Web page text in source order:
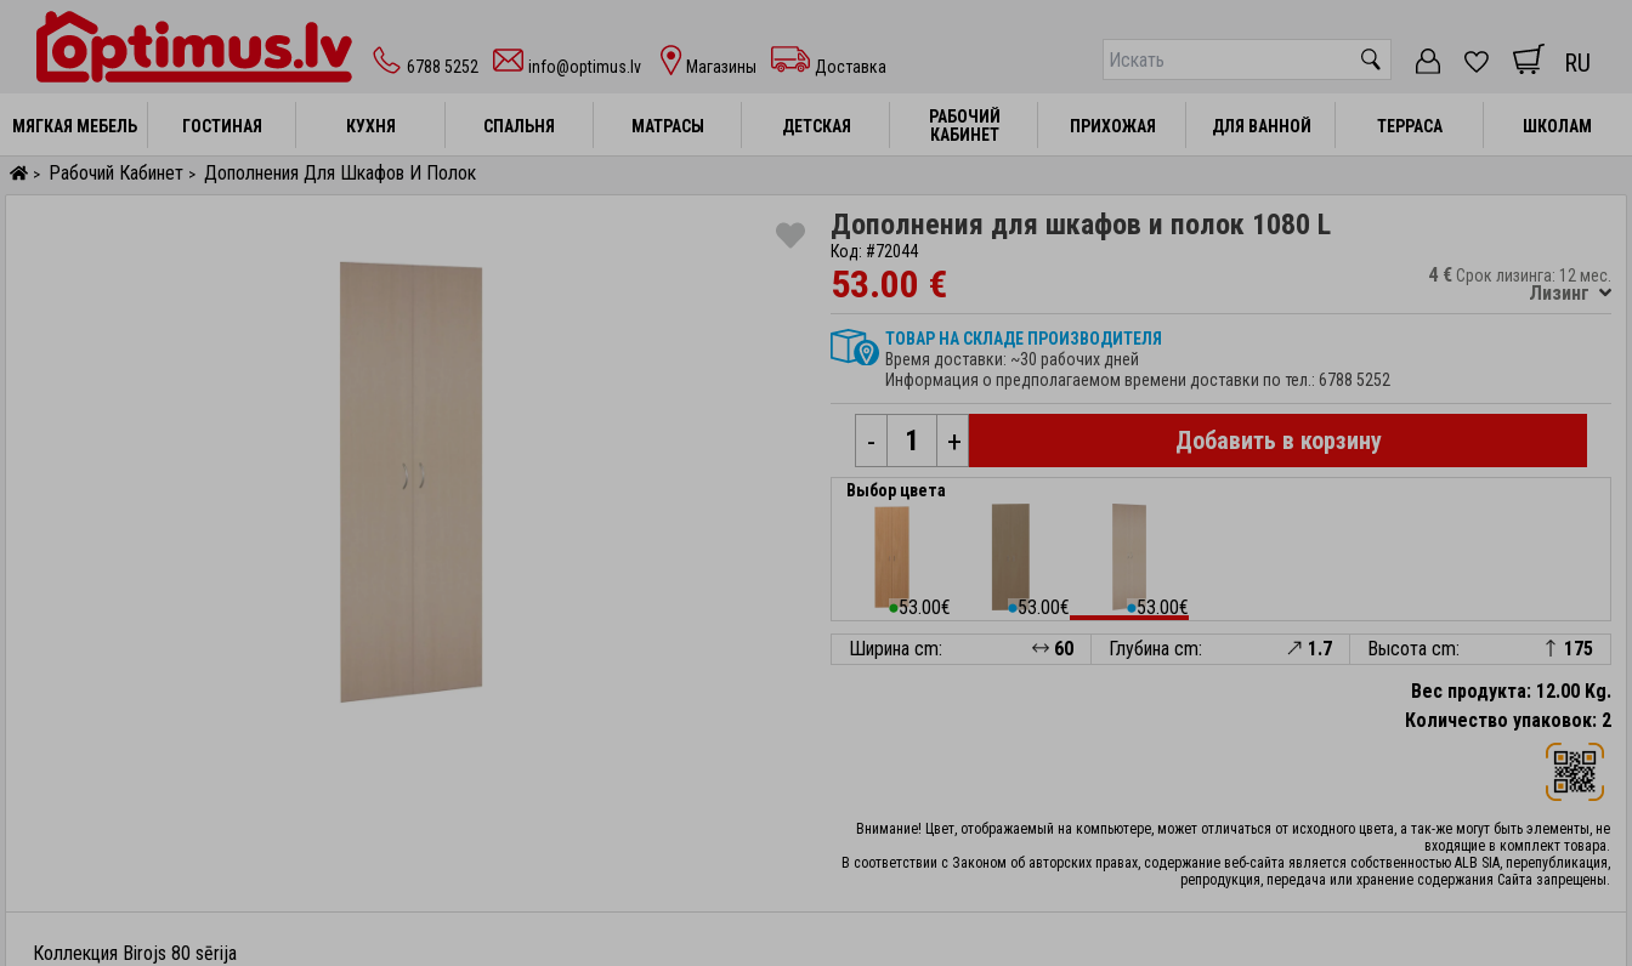
6788 5252 info@optimus.lv Mагазины Доставка RU
МЯГКАЯ МЕБЕЛЬ ГОСТИНАЯ КУХНЯ СПАЛЬНЯ МАТРАСЫ ДЕТСКАЯ
РАБОЧИЙ
КАБИНЕТ
ПРИХОЖАЯ ДЛЯ ВАННОЙ ТЕРРАСА ШКОЛАМ
МЯГКАЯ МЕБЕЛЬ ГОСТИНАЯ КУХНЯ СПАЛЬНЯ МАТРАСЫ ДЕТСКАЯ
РАБОЧИЙ
КАБИНЕТ
ПРИХОЖАЯ ДЛЯ ВАННОЙ ТЕРРАСА ШКОЛАМ
> Рабочий Кабинет > Дополнения Для Шкафов И Полок
Дополнения для шкафов и полок 1080 L
Код: #72044
53.00 € 4 € Срок лизинга: 12 мес.
Лизинг
ТОВАР НА СКЛАДЕ ПРОИЗВОДИТЕЛЯ
Время доставки: ~30 рабочих дней
Информация о предполагаемом времени доставки по тел.: 6788 5252
- + Добавить в корзину
Выбор цвета
⬤53.00€ ⬤53.00€ ⬤53.00€
Ширина cm:
60 Глубина cm: 1.7 Высота cm:
175
Вес продукта: 12.00 Kg.
Количество упаковок: 2
Внимание! Цвет, отображаемый на компьютере, может отличаться от исходного цвета, а так-же могут быть элементы, не
входящие в комплект товара.
В соответствии с Законом об авторских правах, содержание веб-сайта является собственностью ALB SIA, перепубликация,
репродукция, передача или хранение содержания Сайта запрещены.
Коллекция Birojs 80 sērija